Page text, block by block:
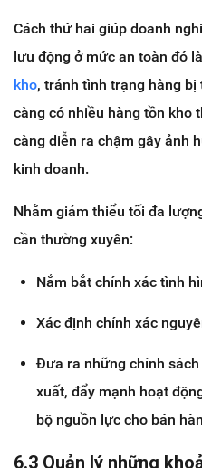
Cách thứ hai giúp doanh
lưu động ở mức an toàn đó là
kho, tránh tình trạng hàng bị
càng có nhiều hàng tồn kho
càng diễn ra chậm gây ảnh
kinh doanh.
Nhằm giảm thiểu tối đa
cần thường xuyên:
Nắm bắt chính xác tình
Xác định chính xác
Đưa ra những chính
xuất, đẩy mạnh hoạt
bộ nguồn lực cho bán
6.3 Quản lý những